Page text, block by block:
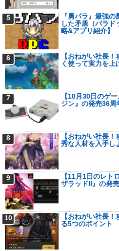
5
『勇パラ』最強
した矛盾（パラド
略&アプリ紹介】
6
【おねがい社長
く使って実力を上
7
【10月30日のゲ
ジン』の発売36周
8
【おねがい社長
秀な人材を入手し
9
【11月1日のレト
ザラッドII』の発
10
【おねがい社長
る5つのポイント